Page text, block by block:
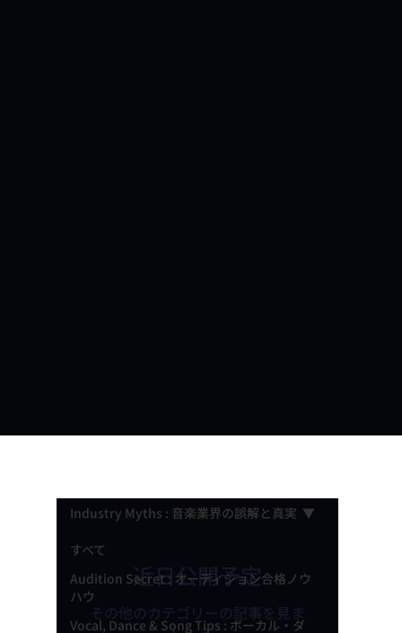
すべて
Audition Secret : オーディション合格ノウ
ハウ
Vocal, Dance & Song Tips : ボーカル・ダ
Industry Myths : 音楽業界の誤解と真実
近日公開予定
その他のカテゴリーの記事を見ま